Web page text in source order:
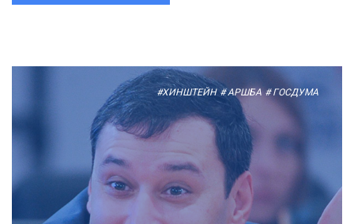
#ХИНШТЕЙН # АРШБА # ГОСДУМА